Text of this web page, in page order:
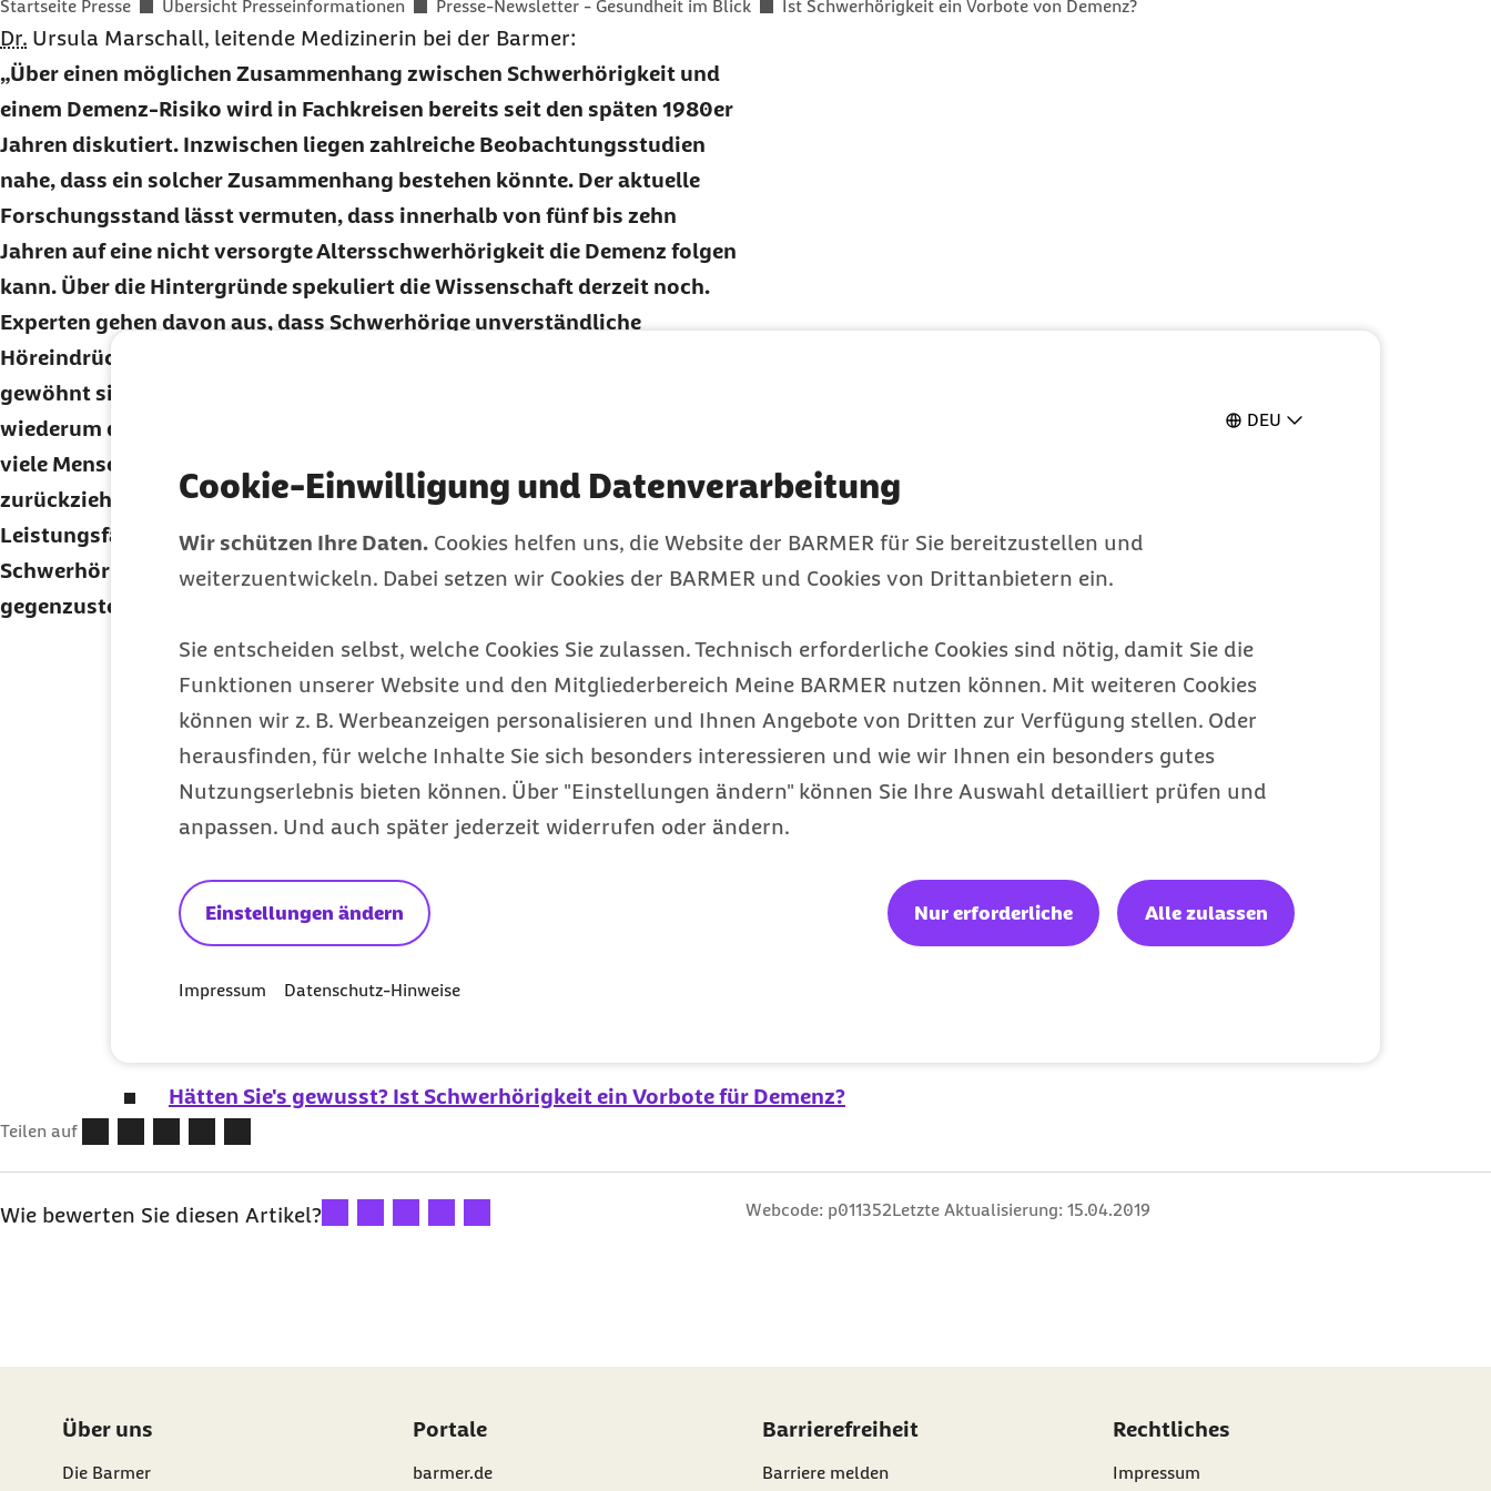
DEU
Cookie-Einwilligung und Datenverarbeitung
Wir schützen Ihre Daten. Cookies helfen uns, die Website der BARMER für Sie bereitzustellen und
weiterzuentwickeln. Dabei setzen wir Cookies der BARMER und Cookies von Drittanbietern ein.
Sie entscheiden selbst, welche Cookies Sie zulassen. Technisch erforderliche Cookies sind nötig, damit Sie die
Funktionen unserer Website und den Mitgliederbereich Meine BARMER nutzen können. Mit weiteren Cookies
können wir z. B. Werbeanzeigen personalisieren und Ihnen Angebote von Dritten zur Verfügung stellen. Oder
herausfinden, für welche Inhalte Sie sich besonders interessieren und wie wir Ihnen ein besonders gutes
Nutzungserlebnis bieten können. Über "Einstellungen ändern" können Sie Ihre Auswahl detailliert prüfen und
anpassen. Und auch später jederzeit widerrufen oder ändern.
Einstellungen ändern Nur erforderliche Alle zulassen
Impressum Datenschutz-Hinweise
Sie befinden sich hier:
Startseite Presse Übersicht Presseinformationen Presse-Newsletter - Gesundheit im Blick Ist Schwerhörigkeit ein Vorbote von Demenz?
Dr. Ursula Marschall, leitende Medizinerin bei der Barmer:
Über einen möglichen Zusammenhang zwischen Schwerhörigkeit und
einem Demenz-Risiko wird in Fachkreisen bereits seit den späten 1980er
Jahren diskutiert. Inzwischen liegen zahlreiche Beobachtungsstudien
nahe, dass ein solcher Zusammenhang bestehen könnte. Der aktuelle
Forschungsstand lässt vermuten, dass innerhalb von fünf bis zehn
Jahren auf eine nicht versorgte Altersschwerhörigkeit die Demenz folgen
kann. Über die Hintergründe spekuliert die Wissenschaft derzeit noch.
Experten gehen davon aus, dass Schwerhörige unverständliche
Höreindrücke kognitiv nur schwer verarbeiten können. Außerdem
gewöhnt sich das Gehirn an das geringere Hörvermögen, wodurch
wiederum der Hörverlust beschleunigt wird. Hinzu kommt, dass sich
viele Menschen mit zunehmendem Hörverlust gesellschaftlich
zurückziehen. Diese Kombination kann den Abbau der intellektuellen
Leistungsfähigkeit beschleunigen. Umso wichtiger ist es, eine
Schwerhörigkeit frühzeitig zu erkennen und dann gezielt
gegenzusteuern.
Hier geht's zum kostenlosenAbo
Alle Themen der Ausgabe:
Reizdarmsyndrom: Unruhe im Bauch
Prüfungsangst: Panik vor dem Blackout
Hätten Sie's gewusst? Ist Schwerhörigkeit ein Vorbote für Demenz?
Teilen auf
Wie bewerten Sie diesen Artikel?Ihre Bewertung: 1 Stern
Ihre Bewertung: 2 Sterne
Ihre Bewertung: 3 Sterne
Ihre Bewertung: 4 Sterne
Ihre Bewertung: 5 Sterne Webcode: p011352Letzte Aktualisierung: 15.04.2019
Über uns
Die Barmer
Portale
barmer.de
Barrierefreiheit
Barriere melden
Rechtliches
Impressum